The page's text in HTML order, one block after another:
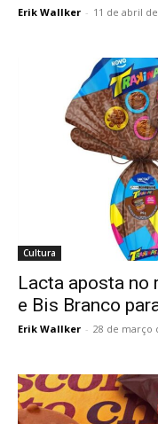
Erik Wallker - 11 de abril
Cultura
Lacta aposta no
e Bis Branco
Erik Wallker - 28 de março